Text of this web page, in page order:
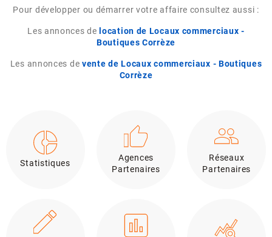
Pour développer ou démarrer votre affaire consultez aussi :
Les annonces de location de Locaux commerciaux -
Boutiques Corrèze
Les annonces de vente de Locaux commerciaux - Boutiques
Corrèze
Statistiques
Agences
Partenaires
Réseaux
Partenaires